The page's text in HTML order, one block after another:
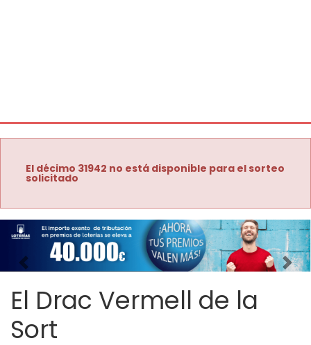
El décimo 31942 no está disponible para el sorteo
solicitado
Imagen anterior
El Drac Vermell de la
Sort